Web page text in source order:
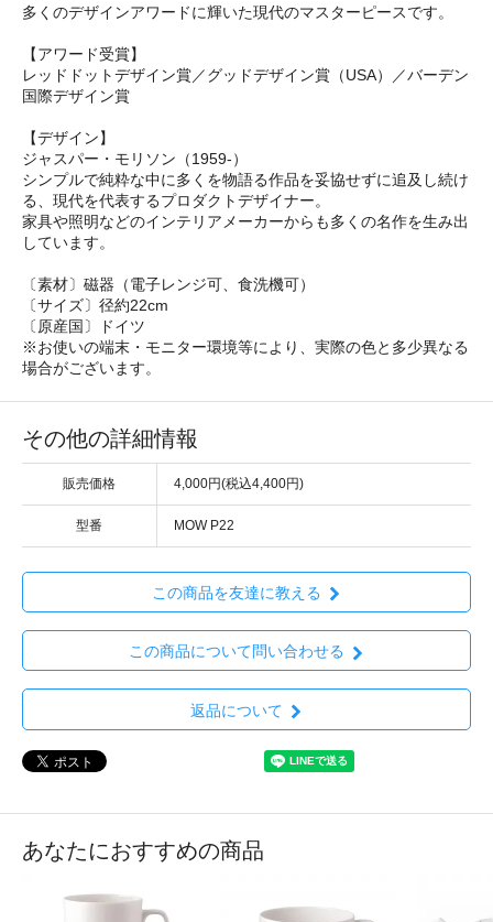
多くのデザインアワードに輝いた現代のマスターピースです。
【アワード受賞】
レッドドットデザイン賞／グッドデザイン賞（USA）／バーデン
国際デザイン賞
【デザイン】
ジャスパー・モリソン（1959-）
シンプルで純粋な中に多くを物語る作品を妥協せずに追及し続け
る、現代を代表するプロダクトデザイナー。
家具や照明などのインテリアメーカーからも多くの名作を生み出
しています。
〔素材〕磁器（電子レンジ可、食洗機可）
〔サイズ〕径約22cm
〔原産国〕ドイツ
※お使いの端末・モニター環境等により、実際の色と多少異なる
場合がございます。
その他の詳細情報
販売価格 4,000円(税込4,400円)
型番 MOW P22
この商品を友達に教える
この商品について問い合わせる
返品について
あなたにおすすめの商品